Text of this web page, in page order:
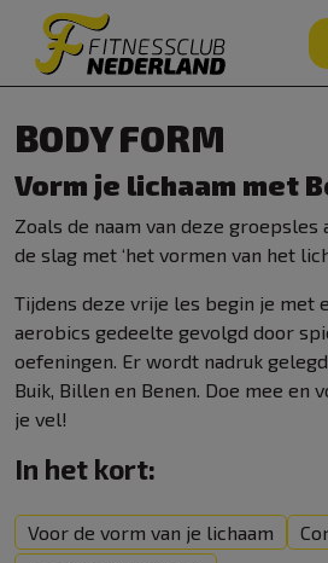
BODY FORM
Vorm je lichaam met
Zoals de naam van deze groepsles
de slag met ‘het vormen van het
Tijdens deze vrije les begin je met
aerobics gedeelte gevolgd door
oefeningen. Er wordt nadruk
Buik, Billen en Benen. Doe mee en
je vel!
In het kort:
Voor de vorm van je lichaam